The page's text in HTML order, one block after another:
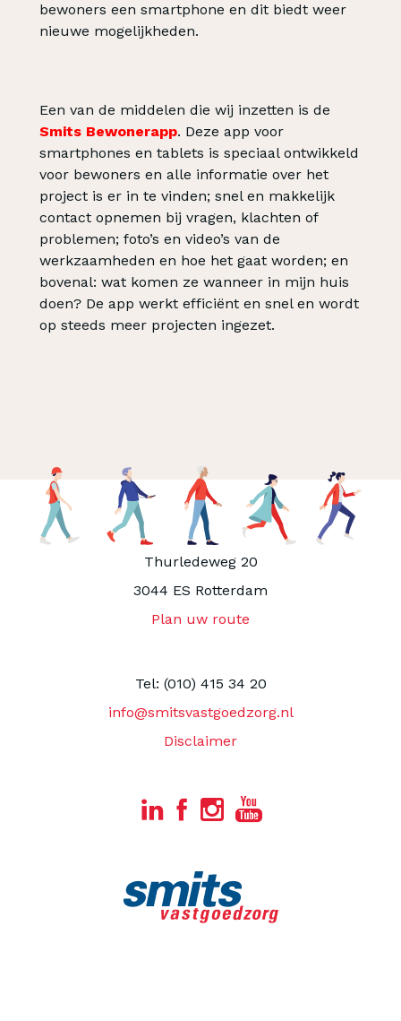
bewoners een smartphone en dit biedt weer
nieuwe mogelijkheden.
Een van de middelen die wij inzetten is de
Smits Bewonerapp. Deze app voor
smartphones en tablets is speciaal ontwikkeld
voor bewoners en alle informatie over het
project is er in te vinden; snel en makkelijk
contact opnemen bij vragen, klachten of
problemen; foto’s en video’s van de
werkzaamheden en hoe het gaat worden; en
bovenal: wat komen ze wanneer in mijn huis
doen? De app werkt efficiënt en snel en wordt
op steeds meer projecten ingezet.
Thurledeweg 20
3044 ES Rotterdam
Plan uw route
Tel: (010) 415 34 20
info@smitsvastgoedzorg.nl
Disclaimer